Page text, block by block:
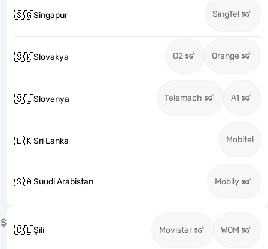
🇸🇬Singapur SingTel
🇸🇰Slovakya O2 Orange
🇸🇮Slovenya Telemach A1
🇱🇰Sri Lanka Mobitel
🇸🇦Suudi Arabistan Mobily
Ş
🇨🇱Şili Movistar WOM